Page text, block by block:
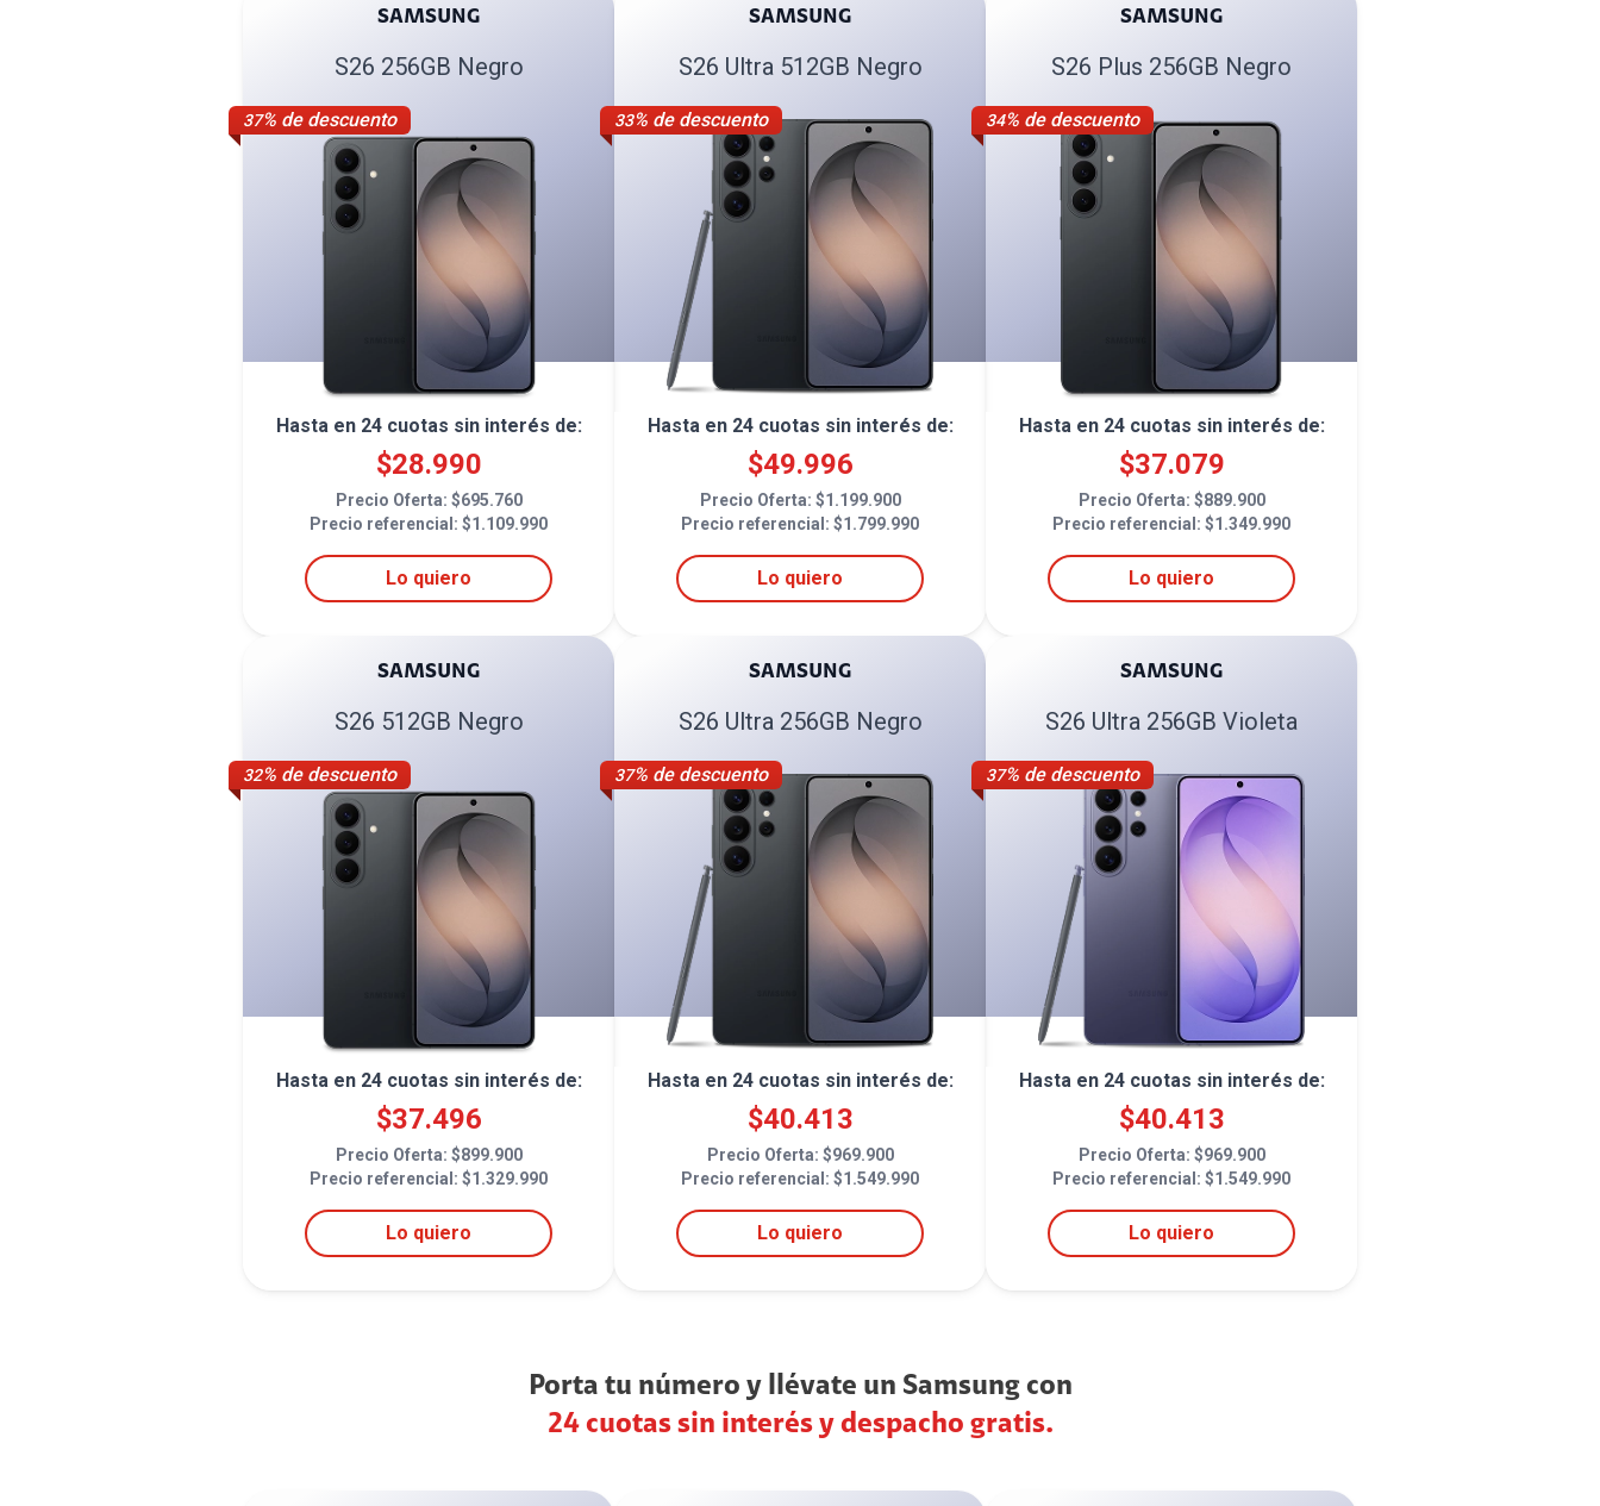
37% de descuento
SAMSUNG
S26 256GB Negro
Hasta en 24cuotas sin interés de:
$28.990
Precio Oferta: $695.760
Precio referencial: $1.109.990
Lo quiero
33% de descuento
SAMSUNG
S26 Ultra 512GB Negro
Hasta en 24cuotas sin interés de:
$49.996
Precio Oferta: $1.199.900
Precio referencial: $1.799.990
Lo quiero
34% de descuento
SAMSUNG
S26 Plus 256GB Negro
Hasta en 24cuotas sin interés de:
$37.079
Precio Oferta: $889.900
Precio referencial: $1.349.990
Lo quiero
32% de descuento
SAMSUNG
S26 512GB Negro
Hasta en 24cuotas sin interés de:
$37.496
Precio Oferta: $899.900
Precio referencial: $1.329.990
Lo quiero
37% de descuento
SAMSUNG
S26 Ultra 256GB Negro
Hasta en 24cuotas sin interés de:
$40.413
Precio Oferta: $969.900
Precio referencial: $1.549.990
Lo quiero
37% de descuento
SAMSUNG
S26 Ultra 256GB Violeta
Hasta en 24cuotas sin interés de:
$40.413
Precio Oferta: $969.900
Precio referencial: $1.549.990
Lo quiero
Porta tu número y llévate un Samsung con
24 cuotas sin interés y despacho gratis.